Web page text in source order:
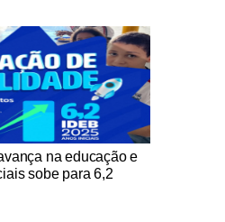
na educação e
sobe para 6,2